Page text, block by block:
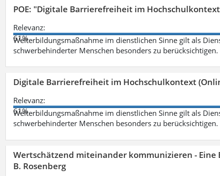
POE: "Digitale Barrierefreiheit im
Relevanz:
61%
Weiterbildungsmaßnahme im dienstlichen Sinne gilt als
schwerbehinderter Menschen besonders zu berücksichtigen.
Digitale Barrierefreiheit im Hochschulkontext
Relevanz:
61%
Weiterbildungsmaßnahme im dienstlichen Sinne gilt als
schwerbehinderter Menschen besonders zu berücksichtigen.
Wertschätzend miteinander kommunizieren -
B. Rosenberg